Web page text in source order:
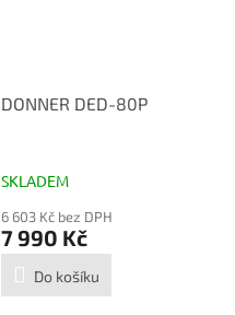
DONNER DED-80P
SKLADEM
6 603 Kč bez DPH
7 990 Kč
Do košíku